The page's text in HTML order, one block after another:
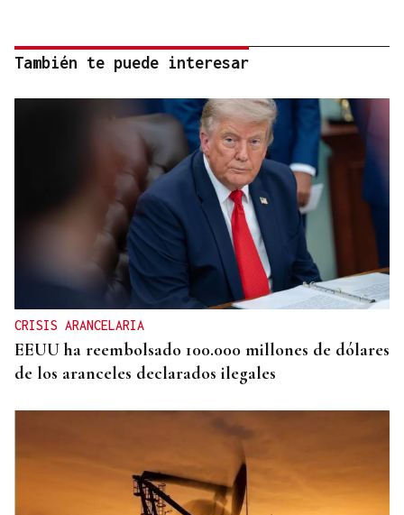
También te puede interesar
CRISIS ARANCELARIA
EEUU ha reembolsado 100.000 millones de dólares
de los aranceles declarados ilegales